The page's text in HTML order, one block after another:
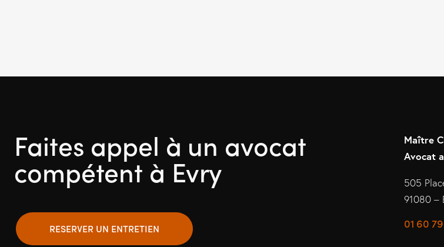
Faites appel à un avocat
compétent à Evry
RESERVER UN ENTRETIEN
Maître
Avocat
505
91080 –
01 60